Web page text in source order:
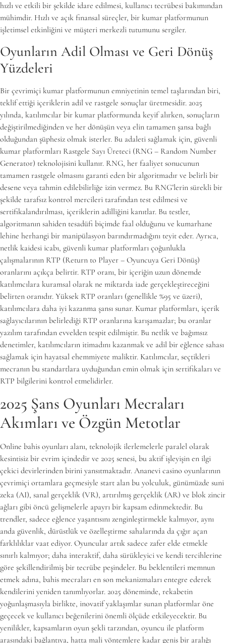
hızlı ve etkili bir şekilde idare edilmesi, kullanıcı tecrübesi bakımından
mühimdir. Hızlı ve açık finansal süreçler, bir kumar platformunun
işletimsel etkinliğini ve müşteri merkezli tutumunu sergiler.
Oyunların Adil Olması ve Geri Dönüş
Yüzdeleri
Bir çevrimiçi kumar platformunun emniyetinin temel taşlarından biri,
teklif ettiği içeriklerin adil ve rastgele sonuçlar üretmesidir. 2025
yılında, katılımcılar bir kumar platformunda keyif alırken, sonuçların
değiştirilmediğinden ve her dönüşün veya elin tamamen şansa bağlı
olduğundan şüphesiz olmak isterler. Bu adaleti sağlamak için, güvenli
kumar platformları Rastgele Sayı Üreteci (RNG – Random Number
Generator) teknolojisini kullanır. RNG, her faaliyet sonucunun
tamamen rastgele olmasını garanti eden bir algoritmadır ve belirli bir
desene veya tahmin edilebilirliğe izin vermez. Bu RNG’lerin sürekli bir
şekilde tarafsız kontrol mercileri tarafından test edilmesi ve
sertifikalandırılması, içeriklerin adilliğini kanıtlar. Bu testler,
algoritmanın sahiden tesadüfi biçimde faal olduğunu ve kumarhane
lehine herhangi bir manipülasyon barındırmadığını teyit eder. Ayrıca,
netlik kaidesi icabı, güvenli kumar platformları çoğunlukla
çalışmalarının RTP (Return to Player – Oyuncuya Geri Dönüş)
oranlarını açıkça belirtir. RTP oranı, bir içeriğin uzun dönemde
katılımcılara kuramsal olarak ne miktarda iade gerçekleştireceğini
belirten oranıdır. Yüksek RTP oranları (genellikle %95 ve üzeri),
katılımcılara daha iyi kazanma şansı sunar. Kumar platformları, içerik
sağlayıcılarının belirlediği RTP oranlarına karışamazlar; bu oranlar
yazılım tarafından evvelden tespit edilmiştir. Bu netlik ve bağımsız
denetimler, katılımcıların itimadını kazanmak ve adil bir eğlence sahası
sağlamak için hayatsal ehemmiyete maliktir. Katılımcılar, seçtikleri
mecranın bu standartlara uyduğundan emin olmak için sertifikaları ve
RTP bilgilerini kontrol etmelidirler.
2025 Şans Oyunları Mecraları
Akımları ve Özgün Metotlar
Online bahis oyunları alanı, teknolojik ilerlemelerle paralel olarak
kesintisiz bir evrim içindedir ve 2025 senesi, bu aktif işleyişin en ilgi
çekici devirlerinden birini yansıtmaktadır. Ananevi casino oyunlarının
çevrimiçi ortamlara geçmesiyle start alan bu yolculuk, günümüzde suni
zeka (AI), sanal gerçeklik (VR), artırılmış gerçeklik (AR) ve blok zincir
ağları gibi öncü gelişmelerle apayrı bir kapsam edinmektedir. Bu
trendler, sadece eğlence yaşantısını zenginleştirmekle kalmıyor, aynı
anda güvenlik, dürüstlük ve özelleştirme sahalarında da çığır açan
farklılıklar vaat ediyor. Oyuncular artık sadece zafer elde etmekle
sınırlı kalmıyor; daha interaktif, daha sürükleyici ve kendi tercihlerine
göre şekillendirilmiş bir tecrübe peşindeler. Bu beklentileri memnun
etmek adına, bahis mecraları en son mekanizmaları entegre ederek
kendilerini yeniden tanımlıyorlar. 2025 döneminde, rekabetin
yoğunlaşmasıyla birlikte, inovatif yaklaşımlar sunan platformlar öne
geçecek ve kullanıcı beğenilerini önemli ölçüde etkileyecektir. Bu
yenilikler, kapsamların oyun şekli tarzından, oyuncu ile platform
arasındaki bağlantıya, hatta mali yöntemlere kadar geniş bir aralığı